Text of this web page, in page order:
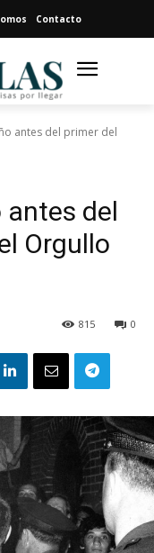
Contacto
antes del primer del
antes del
Orgullo
0
815